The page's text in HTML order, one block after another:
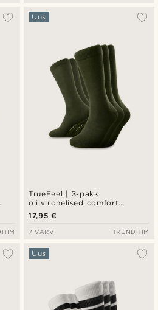
TrueFeel | 3-pakk
oliivirohelised comfort
bambusest kcrew-sokid
Uus
17,95 €
7 VÄRVI TRENDHIM
Uus